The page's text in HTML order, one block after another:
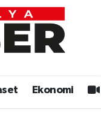
Ekonomi
Haritası